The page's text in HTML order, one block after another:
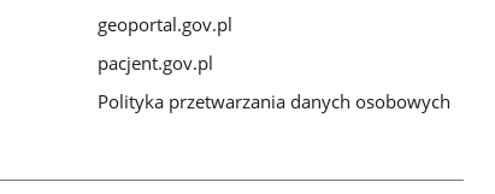
geoportal.gov.pl
pacjent.gov.pl
Polityka przetwarzania danych osobowych